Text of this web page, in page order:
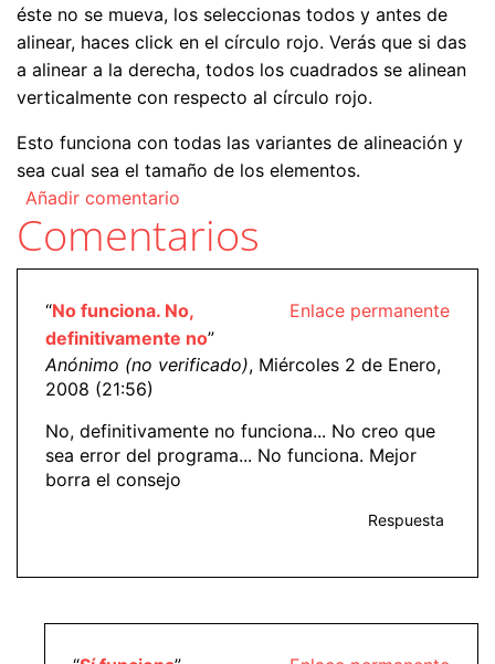
éste no se mueva, los seleccionas todos y antes de
alinear, haces click en el círculo rojo. Verás que si das
a alinear a la derecha, todos los cuadrados se alinean
verticalmente con respecto al círculo rojo.
Esto funciona con todas las variantes de alineación y
sea cual sea el tamaño de los elementos.
Añadir comentario
Comentarios
Enlace permanente
“No funciona. No,
definitivamente no”
Anónimo (no verificado), Miércoles 2 de Enero,
2008 (21:56)
No, definitivamente no funciona... No creo que
sea error del programa... No funciona. Mejor
borra el consejo
Respuesta